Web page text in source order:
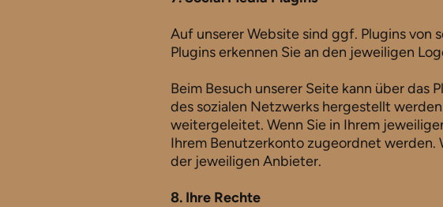
Auf unserer Website sind ggf. Plugins von
Plugins erkennen Sie an den jeweiligen
Beim Besuch unserer Seite kann über das
des sozialen Netzwerks hergestellt
weitergeleitet. Wenn Sie in Ihrem
Ihrem Benutzerkonto zugeordnet
der jeweiligen Anbieter.
8. Ihre Rechte